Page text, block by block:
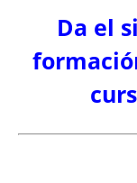
Da el